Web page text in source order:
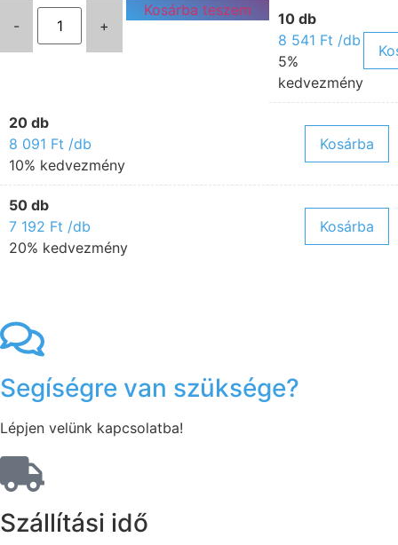
- +
Kosárba teszem
10 db
8 541 Ft /db
5%
kedvezmény
20 db
8 091 Ft /db
10% kedvezmény
Kosárba
50 db
7 192 Ft /db
20% kedvezmény
Kosárba
Segíségre van szüksége?
Lépjen velünk kapcsolatba!
Szállítási idő